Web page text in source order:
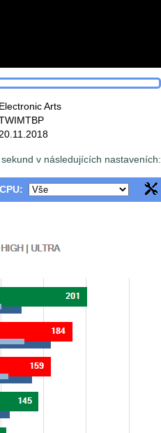
Electronic Arts
20.11.2018
v následujících nastaveních:
CPU: